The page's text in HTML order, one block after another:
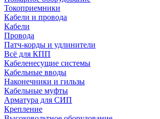
Токоприемники
Кабели и провода
Кабели
Провода
Патч-корды и удлинители
Всё для КПП
Кабеленесущие системы
Кабельные вводы
Наконечники и гильзы
Кабельные муфты
Арматура для СИП
Крепление